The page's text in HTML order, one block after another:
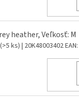
heather, Veľkosť: M
(>5 ks) | 20K48003402EAN: